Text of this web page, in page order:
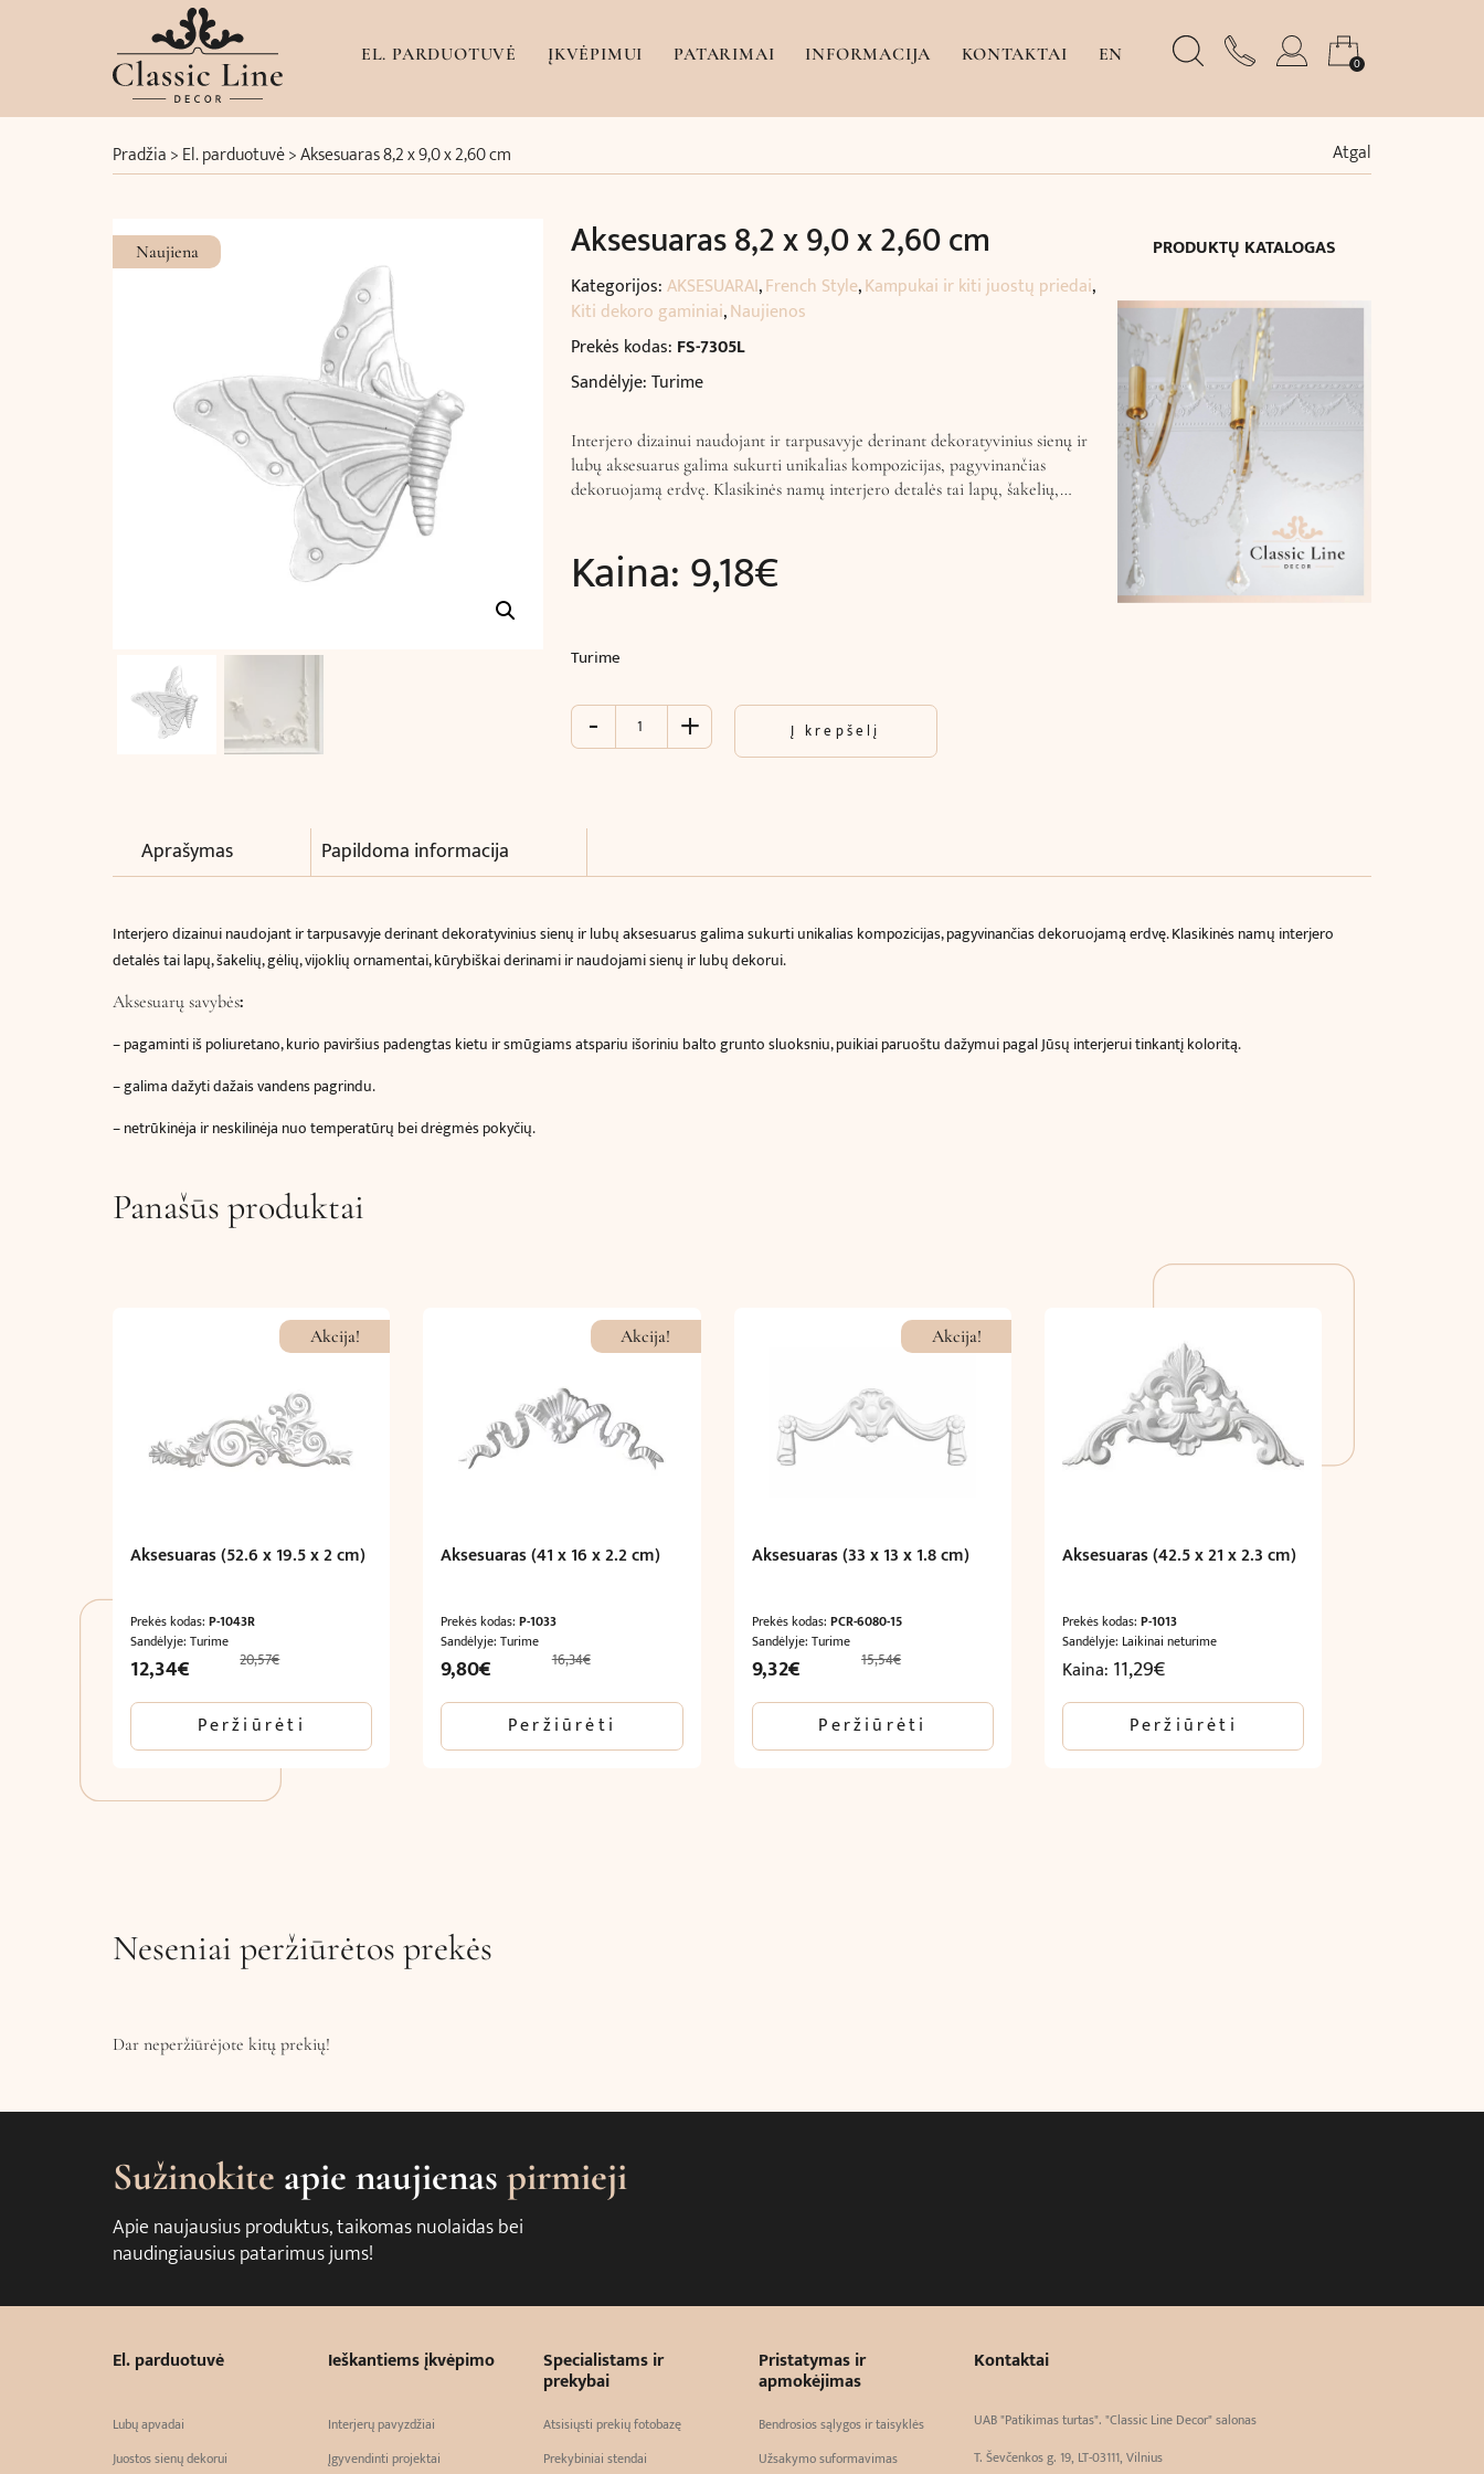
EL. PARDUOTUVĖ ĮKVĖPIMUI PATARIMAI INFORMACIJA KONTAKTAI EN 0
Pradžia>El. parduotuvė>Aksesuaras 8,2 x 9,0 x 2,60 cm Atgal
Naujiena Aksesuaras 8,2 x 9,0 x 2,60 cm
Kategorijos:AKSESUARAI,French Style,Kampukai ir kiti juostų priedai,
Kiti dekoro gaminiai,Naujienos
Prekės kodas: FS-7305L
Sandėlyje: Turime
Interjero dizainui naudojant ir tarpusavyje derinant dekoratyvinius sienų ir
lubų aksesuarus galima sukurti unikalias kompozicijas, pagyvinančias
dekoruojamą erdvę. Klasikinės namų interjero detalės tai lapų, šakelių,…
Kaina:9,18€
Turime
-
produkto + Į krepšelį
PRODUKTŲ KATALOGAS
Aprašymas Papildoma informacija
Interjero dizainui naudojant ir tarpusavyje derinant dekoratyvinius sienų ir lubų aksesuarus galima sukurti unikalias kompozicijas, pagyvinančias dekoruojamą erdvę. Klasikinės namų interjero
detalės tai lapų, šakelių, gėlių, vijoklių ornamentai, kūrybiškai derinami ir naudojami sienų ir lubų dekorui.
Aksesuarų savybės:
–pagaminti iš poliuretano, kurio paviršius padengtas kietu ir smūgiams atspariu išoriniu balto grunto sluoksniu, puikiai paruoštu dažymui pagal Jūsų interjerui tinkantį koloritą.
– galima dažyti dažais vandens pagrindu.
– netrūkinėja ir neskilinėja nuo temperatūrų bei drėgmės pokyčių.
Panašūs produktai
Akcija!
Aksesuaras (52.6 x 19.5 x 2 cm)
Prekės kodas: P-1043R
Sandėlyje: Turime
20,57€
Original
was:
20,57€.
12,34€ Current
is:
12,34€.
Peržiūrėti
Akcija!
Aksesuaras (41 x 16 x 2.2 cm)
Prekės kodas:P-1033
Sandėlyje: Turime
16,34€
Original
was:
16,34€.
9,80€
9,80€.
Peržiūrėti
Akcija!
Aksesuaras (33 x 13 x 1.8 cm)
Prekės kodas: PCR-6080-15
Sandėlyje: Turime
15,54€
Original
was:
15,54€.
9,32€Current
9,32€.
Peržiūrėti
Aksesuaras (42.5 x 21 x 2.3 cm)
Prekės kodas:P-1013
Sandėlyje: Laikinai neturime
Kaina: 11,29€
Peržiūrėti
Neseniai peržiūrėtos prekės
Dar neperžiūrėjote kitų prekių!
Sužinokite apie naujienas pirmieji
Apie naujausius produktus, taikomas nuolaidas bei
naudingiausius patarimus jums!
El. parduotuvė
Lubų apvadai
Juostos sienų dekorui
Ieškantiems įkvėpimo
Interjerų pavyzdžiai
Įgyvendinti projektai
Specialistams ir
prekybai
Atsisiųsti prekių fotobazę
Prekybiniai stendai
Pristatymas ir
apmokėjimas
Bendrosios sąlygos ir taisyklės
Užsakymo suformavimas
Kontaktai
UAB "Patikimas turtas". "Classic Line Decor" salonas
T. Ševčenkos g. 19, LT-03111, Vilnius